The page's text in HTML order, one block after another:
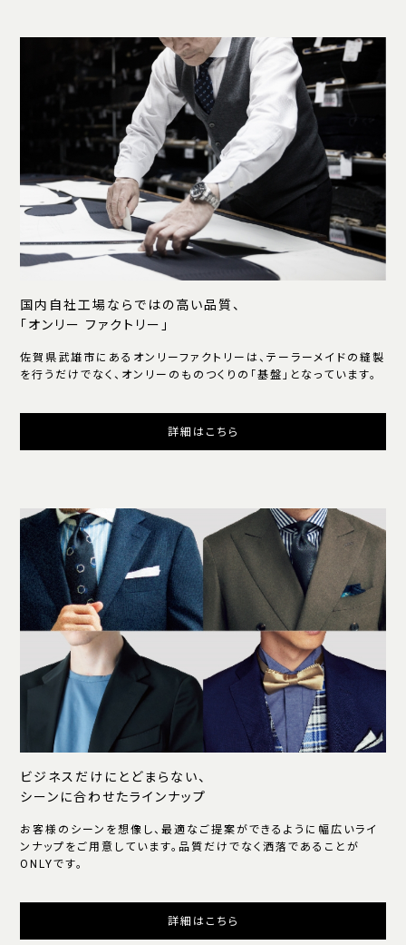
国内自社工場ならではの高い品質、
「オンリー ファクトリー」
佐賀県武雄市にあるオンリーファクトリーは、テーラーメイドの縫製
を行うだけでなく、オンリーのものつくりの「基盤」となっています。
詳細はこちら
ビジネスだけにとどまらない、
シーンに合わせたラインナップ
お客様のシーンを想像し、最適なご提案ができるように幅広いライ
ンナップをご用意しています。品質だけでなく洒落であることが
ONLYです。
詳細はこちら